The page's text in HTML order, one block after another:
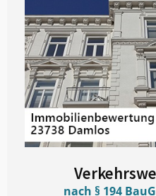
nach § 194